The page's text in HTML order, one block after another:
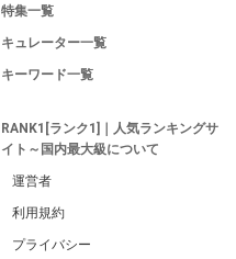
特集一覧
キュレーター一覧
キーワード一覧
RANK1[ランク1]｜人気ランキングサ
イト～国内最大級について
運営者
利用規約
プライバシー